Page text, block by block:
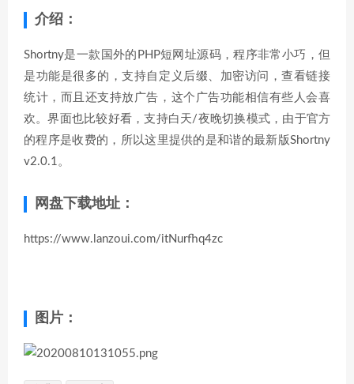
介绍：
Shortny是一款国外的PHP短网址源码，程序非常小巧，但
是功能是很多的，支持自定义后缀、加密访问，查看链接
统计，而且还支持放广告，这个广告功能相信有些人会喜
欢。界面也比较好看，支持白天/夜晚切换模式，由于官方
的程序是收费的，所以这里提供的是和谐的最新版Shortny
v2.0.1。
网盘下载地址：
https://www.lanzoui.com/itNurfhq4zc
图片：